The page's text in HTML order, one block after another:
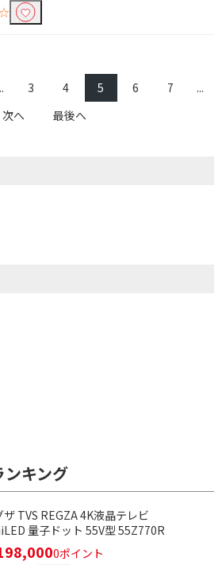
3 4 5 6 7
...
次へ
最後へ
キング
ザ TVS REGZA 4K液晶テレビ
量子ドット 55V型 55Z770R
0ポイント